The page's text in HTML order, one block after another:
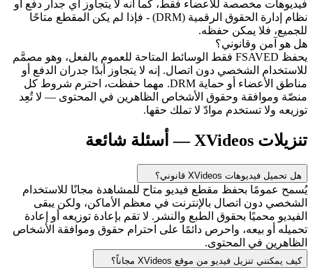
فيديوهات مخصصة للأعضاء فقط، كما أنه لا يتجاوز أي جدار دفع أو
نظام إدارة الحقوق الرقمية (DRM) - فإذا لم يكن المقطع متاحًا
للجميع، فلا يمكن حفظه.
هل هو آمن وقانوني؟
يحفظ FSAVED فقط الوسائط المتاحة للعموم بالفعل، وهو مصمَّم
للاستخدام الشخصي دون اتصال. إنه لا يتجاوز أبدًا جدران الدفع أو
مناطق الأعضاء أو حماية DRM. مهما حفظت، احترم شروط كل
منصّة وموافقة وحقوق الأشخاص الظاهرين في المحتوى — لا تُعِد
توزيعه ولا تستخدم موادّ لا تملك حقها.
تنزيلات XVideos — أسئلة شائعة
هل تحميل فيديوهات XVideos قانوني؟
يُسمح عمومًا بحفظ مقطع فيديو متاح للمشاهدة مجانًا للاستخدام
الشخصي دون اتصال بالإنترنت في معظم الأماكن، ولكن يبقى
الفيديو محميًا بحقوق الطبع والنشر. لا تقم بإعادة توزيعه أو إعادة
تحميله أو بيعه، واحرص دائمًا على احترام حقوق وموافقة الأشخاص
الظاهرين في المحتوى.
كيف يمكنني تنزيل فيديو من موقع XVideos مجاناً؟